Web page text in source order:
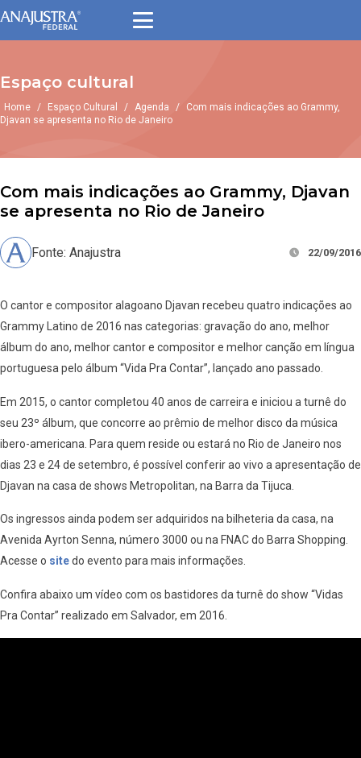
Espaço cultural
Home / Espaço Cultural / Agenda /
Com mais indicações ao Grammy,
Djavan se apresenta no Rio de Janeiro
Com mais indicações ao Grammy, Djavan
se apresenta no Rio de Janeiro
Fonte: Anajustra 22/09/2016
O cantor e compositor alagoano Djavan recebeu quatro indicações ao
Grammy Latino de 2016 nas categorias: gravação do ano, melhor
álbum do ano, melhor cantor e compositor e melhor canção em língua
portuguesa pelo álbum “Vida Pra Contar”, lançado ano passado.
Em 2015, o cantor completou 40 anos de carreira e iniciou a turnê do
seu 23º álbum, que concorre ao prêmio de melhor disco da música
ibero-americana. Para quem reside ou estará no Rio de Janeiro nos
dias 23 e 24 de setembro, é possível conferir ao vivo a apresentação de
Djavan na casa de shows Metropolitan, na Barra da Tijuca.
Os ingressos ainda podem ser adquiridos na bilheteria da casa, na
Avenida Ayrton Senna, número 3000 ou na FNAC do Barra Shopping.
Acesse o sitedo evento para mais informações.
Confira abaixo um vídeo com os bastidores da turnê do show “Vidas
Pra Contar” realizado em Salvador, em 2016.